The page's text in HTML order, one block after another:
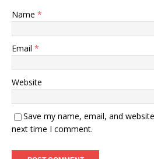
Name *
Email *
Website
Save my name, email, and
next time I comment.